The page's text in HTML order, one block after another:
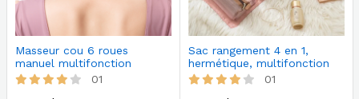
Masseur cou 6 roues
manuel multifonction
01
Sac rangement 4 en 1,
hermétique, multifonction
chambr…
01